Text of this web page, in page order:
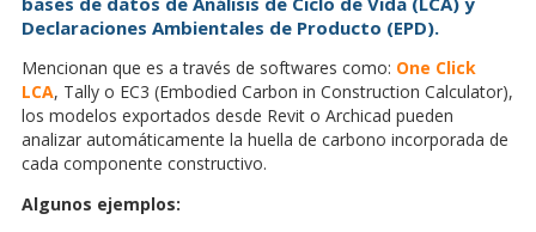
Declaraciones Ambientales de Producto (EPD).
Mencionan que es a través de softwares como: One Click
LCA, Tally o EC3 (Embodied Carbon in Construction Calculator),
los modelos exportados desde Revit o Archicad pueden
analizar automáticamente la huella de carbono incorporada de
cada componente constructivo.
Algunos ejemplos: